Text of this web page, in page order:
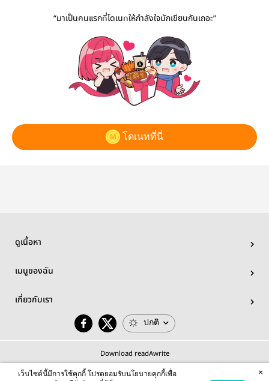
กลายเป็นโบ้“มาเป็นคนแรกที่โดเนทให้กำลังใจนักเขียนกันเถอะ”
โดเนทที่นี่
ดูเนื้อหา
เมนูของฉัน
เกี่ยวกับเรา
ปกติ
Download readAwrite
เว็บไซต์นี้มีการใช้คุกกี้ โปรดยอมรับนโยบายคุกกี้เพื่อ
×